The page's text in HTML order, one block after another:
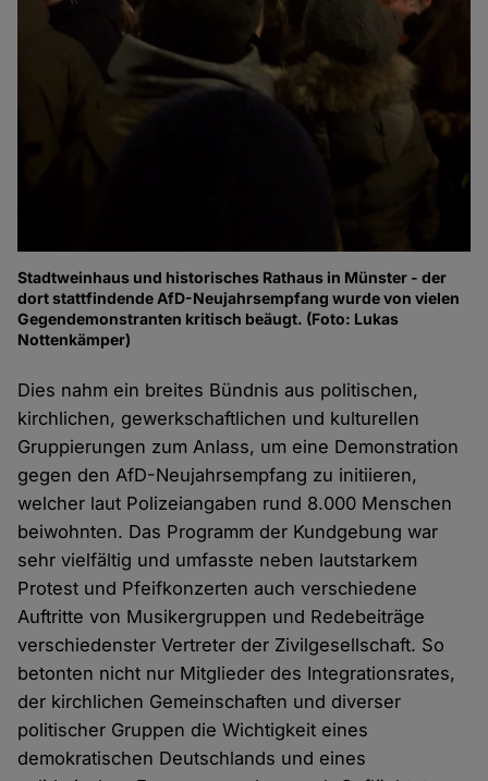
Stadtweinhaus und historisches Rathaus in Münster - der
dort stattfindende AfD-Neujahrsempfang wurde von vielen
Gegendemonstranten kritisch beäugt. (Foto: Lukas
Nottenkämper)
Dies nahm ein breites Bündnis aus politischen,
kirchlichen, gewerkschaftlichen und kulturellen
Gruppierungen zum Anlass, um eine Demonstration
gegen den AfD-Neujahrsempfang zu initiieren,
welcher laut Polizeiangaben rund 8.000 Menschen
beiwohnten. Das Programm der Kundgebung war
sehr vielfältig und umfasste neben lautstarkem
Protest und Pfeifkonzerten auch verschiedene
Auftritte von Musikergruppen und Redebeiträge
verschiedenster Vertreter der Zivilgesellschaft. So
betonten nicht nur Mitglieder des Integrationsrates,
der kirchlichen Gemeinschaften und diverser
politischer Gruppen die Wichtigkeit eines
demokratischen Deutschlands und eines